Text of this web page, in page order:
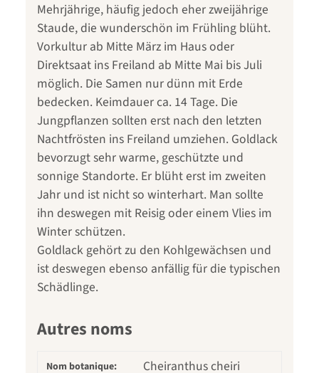
Mehrjährige, häufig jedoch eher zweijährige
Staude, die wunderschön im Frühling blüht.
Vorkultur ab Mitte März im Haus oder
Direktsaat ins Freiland ab Mitte Mai bis Juli
möglich. Die Samen nur dünn mit Erde
bedecken. Keimdauer ca. 14 Tage. Die
Jungpflanzen sollten erst nach den letzten
Nachtfrösten ins Freiland umziehen. Goldlack
bevorzugt sehr warme, geschützte und
sonnige Standorte. Er blüht erst im zweiten
Jahr und ist nicht so winterhart. Man sollte
ihn deswegen mit Reisig oder einem Vlies im
Winter schützen.
Goldlack gehört zu den Kohlgewächsen und
ist deswegen ebenso anfällig für die typischen
Schädlinge.
Autres noms
Nom botanique: Cheiranthus cheiri